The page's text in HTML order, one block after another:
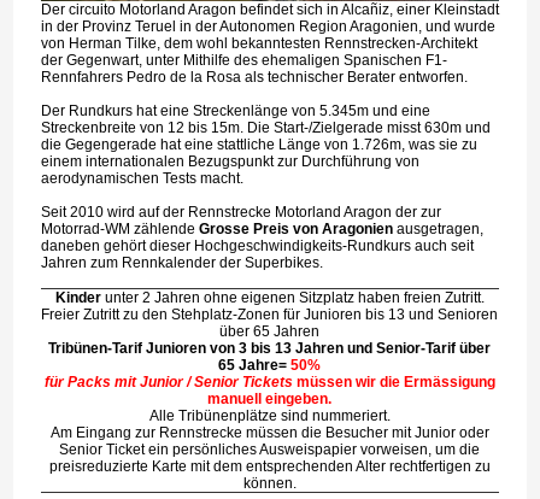
Der circuito Motorland Aragon befindet sich in Alcañiz, einer Kleinstadt
in der Provinz Teruel in der Autonomen Region Aragonien, und wurde
von Herman Tilke, dem wohl bekanntesten Rennstrecken-Architekt
der Gegenwart, unter Mithilfe des ehemaligen Spanischen F1-
Rennfahrers Pedro de la Rosa als technischer Berater entworfen.
Der Rundkurs hat eine Streckenlänge von 5.345m und eine
Streckenbreite von 12 bis 15m. Die Start-/Zielgerade misst 630m und
die Gegengerade hat eine stattliche Länge von 1.726m, was sie zu
einem internationalen Bezugspunkt zur Durchführung von
aerodynamischen Tests macht.
Seit 2010 wird auf der Rennstrecke Motorland Aragon der zur
Motorrad-WM zählende Grosse Preis von Aragonienausgetragen,
daneben gehört dieser Hochgeschwindigkeits-Rundkurs auch seit
Jahren zum Rennkalender der Superbikes.
Kinder unter 2 Jahren ohne eigenen Sitzplatz haben freien Zutritt.
Freier Zutritt zu den Stehplatz-Zonen für Junioren bis 13 und Senioren
über 65 Jahren
Tribünen-Tarif Junioren von 3 bis 13 Jahren und Senior-Tarif über
65 Jahre=50%
für Packs mit Junior / Senior Ticketsmüssen wir die Ermässigung
manuell eingeben.
Alle Tribünenplätze sind nummeriert.
Am Eingang zur Rennstrecke müssen die Besucher mit Junior oder
Senior Ticket ein persönliches Ausweispapier vorweisen, um die
preisreduzierte Karte mit dem entsprechenden Alter rechtfertigen zu
können.